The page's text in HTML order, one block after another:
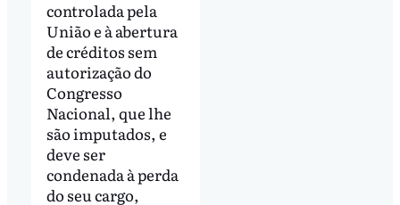
controlada pela
União e à abertura
de créditos sem
autorização do
Congresso
Nacional, que lhe
são imputados, e
deve ser
condenada à perda
do seu cargo,